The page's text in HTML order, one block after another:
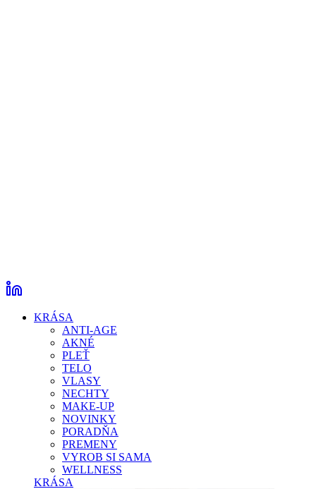
KRÁSA
ANTI-AGE
AKNÉ
PLEŤ
TELO
VLASY
NECHTY
MAKE-UP
NOVINKY
PORADŇA
PREMENY
VYROB SI SAMA
WELLNESS
KRÁSA